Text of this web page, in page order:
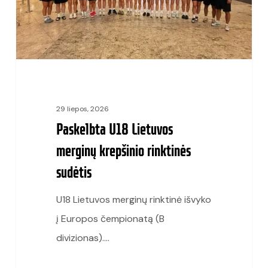
rinktinės
sudėtis
29 liepos, 2026
Paskelbta U18 Lietuvos
merginų krepšinio rinktinės
sudėtis
U18 Lietuvos merginų rinktinė išvyko
į Europos čempionatą (B
divizionas).…